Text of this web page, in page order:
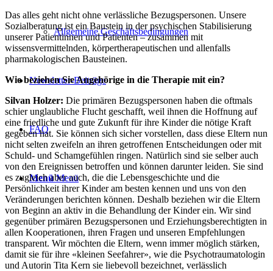
Allgemeine Geschäftsbedingungen
Newsletter-Beiträge
FAQ
Menü Menü
Das alles geht nicht ohne verlässliche Bezugspersonen. Unsere
Sozialberatung ist ein Baustein in der psychischen Stabilisierung
unserer Patientinnen und Patienten – zusammen mit
wissensvermittelnden, körpertherapeutischen und allenfalls
pharmakologischen Bausteinen.
Wie beziehen Sie Angehörige in die Therapie mit ein?
Silvan Holzer: Die primären Bezugspersonen haben die oftmals
schier unglaubliche Flucht geschafft, weil ihnen die Hoffnung auf
eine friedliche und gute Zukunft für ihre Kinder die nötige Kraft
gegeben hat. Sie können sich sicher vorstellen, dass diese Eltern nun
nicht selten zweifeln an ihren getroffenen Entscheidungen oder mit
Schuld- und Schamgefühlen ringen. Natürlich sind sie selber auch
von den Ereignissen betroffen und können darunter leiden. Sie sind
es zugleich aber auch, die die Lebensgeschichte und die
Persönlichkeit ihrer Kinder am besten kennen und uns von den
Veränderungen berichten können. Deshalb beziehen wir die Eltern
von Beginn an aktiv in die Behandlung der Kinder ein. Wir sind
gegenüber primären Bezugspersonen und Erziehungsberechtigten in
allen Kooperationen, ihren Fragen und unseren Empfehlungen
transparent. Wir möchten die Eltern, wenn immer möglich stärken,
damit sie für ihre «kleinen Seefahrer», wie die Psychotraumatologin
und Autorin Tita Kern sie liebevoll bezeichnet, verlässlich